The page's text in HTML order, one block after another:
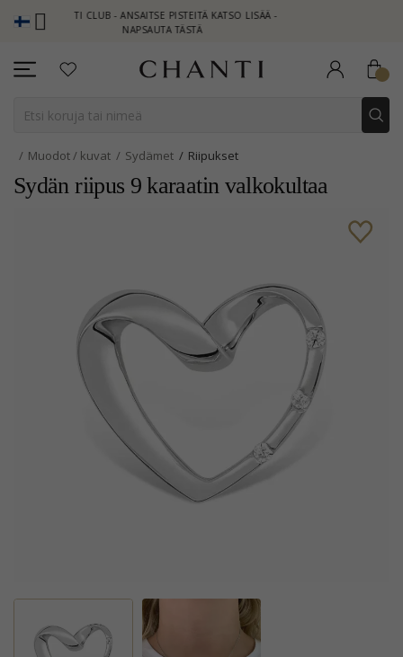
CLUB - ANSAITSE PISTEITÄ KATSO LISÄÄ -
NAPSAUTA TÄSTÄ
Muodot / kuvat Sydämet Riipukset
Sydän riipus 9 karaatin valkokultaa